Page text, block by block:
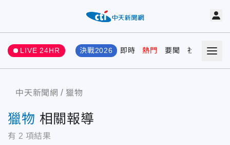
LIVE 24HR 決戰2026 即時 熱門 要聞 社會 娛樂
中天新聞網 獵物
獵物 相關報導
有 2 項結果